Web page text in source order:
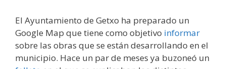
El Ayuntamiento de Getxo ha preparado un
Google Map que tiene como objetivo informar
sobre las obras que se están desarrollando en el
municipio. Hace un par de meses ya buzoneó un